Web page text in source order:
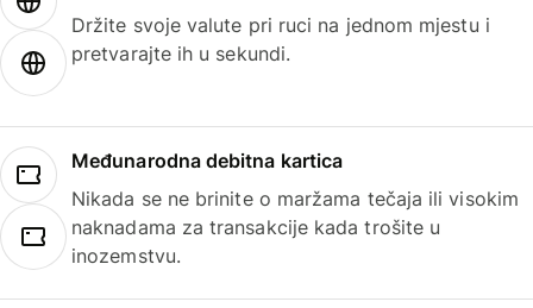
Držite svoje valute pri ruci na jednom mjestu i
pretvarajte ih u sekundi.
Međunarodna debitna kartica
Nikada se ne brinite o maržama tečaja ili visokim
naknadama za transakcije kada trošite u
inozemstvu.